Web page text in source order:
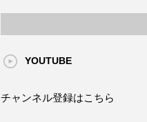
YOUTUBE
チャンネル登録はこちら